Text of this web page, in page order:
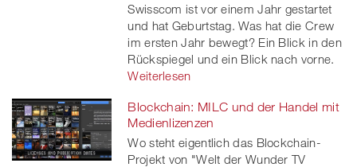
Swisscom ist vor einem Jahr gestartet
und hat Geburtstag. Was hat die Crew
im ersten Jahr bewegt? Ein Blick in den
Rückspiegel und ein Blick nach vorne.
Weiterlesen
Blockchain: MILC und der Handel mit
Medienlizenzen
Wo steht eigentlich das Blockchain-
Projekt von "Welt der Wunder TV